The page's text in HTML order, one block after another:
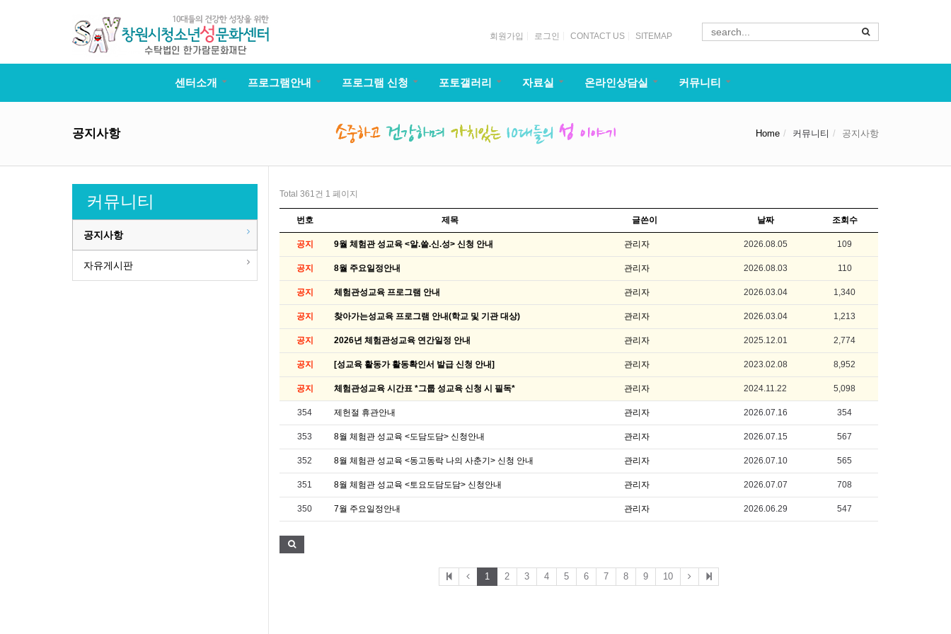
회원가입 로그인 CONTACT US SITEMAP
센터소개 프로그램안내 프로그램 신청 포토갤러리 자료실 온라인상담실 커뮤니티
공지사항 Home 커뮤니티 공지사항
커뮤니티
공지사항
자유게시판
Total 361건 1 페이지
번호 제목 글쓴이 날짜 조회수
공지 9월 체험관 성교육 <알.쓸.신.성> 신청 안내 관리자 2026.08.05 109
공지 8월 주요일정안내 관리자 2026.08.03 110
공지 체험관성교육 프로그램 안내 관리자 2026.03.04 1,340
공지 찾아가는성교육 프로그램 안내(학교 및 기관 대상) 관리자 2026.03.04 1,213
공지 2026년 체험관성교육 연간일정 안내 관리자 2025.12.01 2,774
공지 [성교육 활동가 활동확인서 발급 신청 안내] 관리자 2023.02.08 8,952
공지 체험관성교육 시간표 *그룹 성교육 신청 시 필독* 관리자 2024.11.22 5,098
354 제헌절 휴관안내 관리자 2026.07.16 354
353 8월 체험관 성교육 <도담도담> 신청안내 관리자 2026.07.15 567
352 8월 체험관 성교육 <동고동락 나의 사춘기> 신청 안내 관리자 2026.07.10 565
351 8월 체험관 성교육 <토요도담도담> 신청안내 관리자 2026.07.07 708
350 7월 주요일정안내 관리자 2026.06.29 547
1 2 3 4 5 6 7 8 9 10